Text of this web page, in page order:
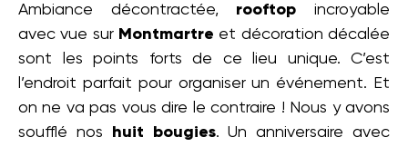
Ambiance décontractée, rooftop incroyable
avec vue sur Montmartre et décoration décalée
sont les points forts de ce lieu unique. C’est
l’endroit parfait pour organiser un événement. Et
on ne va pas vous dire le contraire ! Nous y avons
soufflé nos
huit bougies. Un anniversaire avec